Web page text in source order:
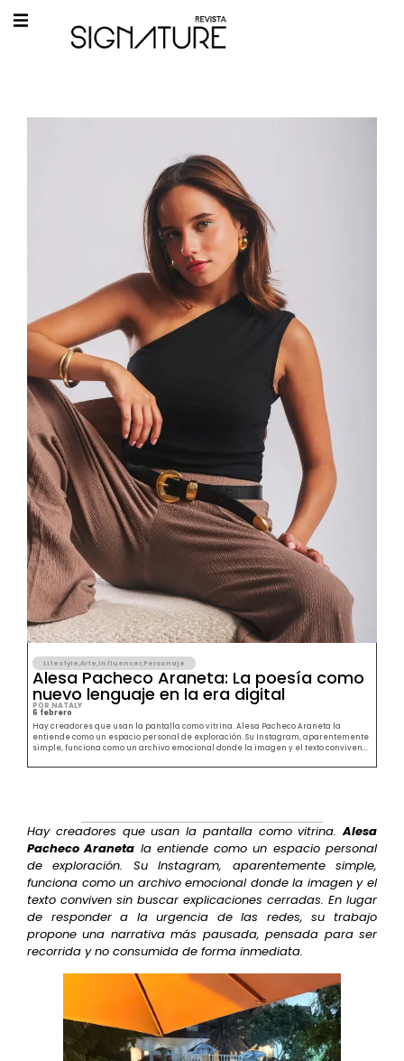
Lifestyle,Arte,Influencer,Personaje
Alesa Pacheco Araneta: La poesía como
nuevo lenguaje en la era digital
POR NATALY
6 febrero
Hay creadores que usan la pantalla como vitrina. Alesa Pacheco Araneta la
entiende como un espacio personal de exploración. Su Instagram, aparentemente
simple, funciona como un archivo emocional donde la imagen y el texto conviven...
Hay creadores que usan la pantalla como vitrina.Alesa
Pacheco Araneta la entiende como un espacio personal
de exploración. Su Instagram, aparentemente simple,
funciona como un archivo emocional donde la imagen y el
texto conviven sin buscar explicaciones cerradas. En lugar
de responder a la urgencia de las redes, su trabajo
propone una narrativa más pausada, pensada para ser
recorrida y no consumida de forma inmediata.